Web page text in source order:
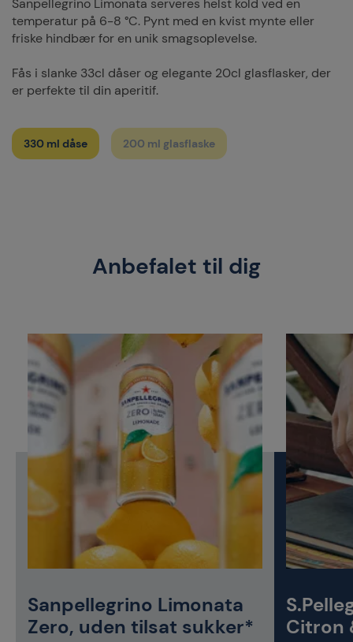
Sanpellegrino Limonata serveres helst kold ved en
temperatur på 6-8 °C. Pynt med en kvist mynte eller
friske hindbær for en unik smagsoplevelse.
Fås i slanke 33cl dåser og elegante 20cl glasflasker, der
er perfekte til din aperitif.
330 ml dåse 200 ml glasflaske
Anbefalet til dig
Sanpellegrino Limonata
Zero, uden tilsat sukker*
Citron